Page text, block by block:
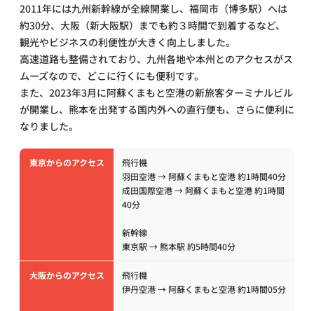
2011年には九州新幹線が全線開業し、福岡市（博多駅）へは
約30分、大阪（新大阪駅）までも約３時間で到着するなど、
観光やビジネスの利便性が大きく向上しました。
高速道路も整備されており、九州各地や本州とのアクセスがス
ムーズなので、どこに行くにも便利です。
また、2023年3月に阿蘇くまもと空港の新旅客ターミナルビル
が開業し、熊本を出発する国内外への直行便も、さらに便利に
なりました。
東京からのアクセス
飛行機
羽田空港 → 阿蘇くまもと空港 約1時間40分
成田国際空港 → 阿蘇くまもと空港 約1時間
40分
新幹線
東京駅 → 熊本駅 約5時間40分
大阪からのアクセス
飛行機
伊丹空港 → 阿蘇くまもと空港 約1時間05分